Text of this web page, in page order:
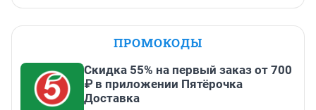
ПРОМОКОДЫ
Скидка 55% на первый заказ от 700
₽ в приложении Пятёрочка
Доставка